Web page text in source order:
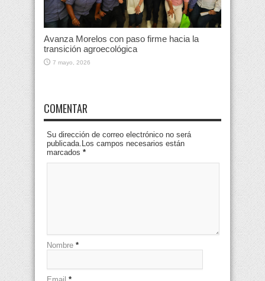
Avanza Morelos con paso firme hacia la
transición agroecológica
7 mayo, 2026
COMENTAR
Su dirección de correo electrónico no será
publicada.Los campos necesarios están
marcados *
Nombre *